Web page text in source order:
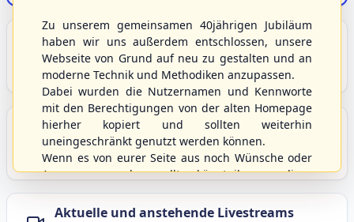
Unser Sport
Grundlagen und Hintergründe zu Baseball, Softball
und Baseball5.
Berichte und Neuigkeiten
Aktuelle Meldungen, Berichte und Nachrichten aus
dem S/HBV, Deutschland und der Welt.
Aktuelle und anstehende Livestreams
Zu unserem gemeinsamen 40jährigen Jubiläum
haben wir uns außerdem entschlossen, unsere
Webseite von Grund auf neu zu gestalten und an
moderne Technik und Methodiken anzupassen.
Dabei wurden die Nutzernamen und Kennworte
mit den Berechtigungen von der alten Homepage
hierher kopiert und sollten weiterhin
uneingeschränkt genutzt werden können.
Wenn es von eurer Seite aus noch Wünsche oder
Anregungen geben sollte, könnt ihr uns diese
gerne an die Verbandsadresseinfo@shbvnet.de
schicken.